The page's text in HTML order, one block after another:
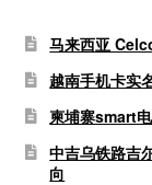
马来西亚
越南手机卡实
柬埔寨smart
中吉乌铁路吉
向